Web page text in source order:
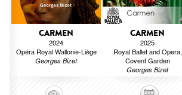
CARMEN
2024
Opéra Royal Wallonie-Liège
Georges Bizet
CARMEN
2025
Royal Ballet and Opera,
Covent Garden
Georges Bizet